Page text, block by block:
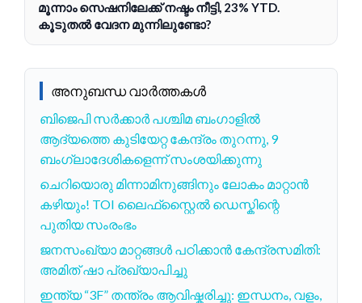
മൂന്നാം സെഷനിലേക്ക് നഷ്ടം നീട്ടി, 23% YTD.
കൂടുതൽ വേദന മുന്നിലുണ്ടോ?
അനുബന്ധ വാർത്തകൾ
ബിജെപി സർക്കാർ പശ്ചിമ ബംഗാളിൽ
ആദ്യത്തെ കുടിയേറ്റ കേന്ദ്രം തുറന്നു, 9
ബംഗ്ലാദേശികളെന്ന് സംശയിക്കുന്നു
ചെറിയൊരു മിന്നാമിനുങ്ങിനും ലോകം മാറ്റാൻ
കഴിയും! TOI ലൈഫ്‌സ്റ്റൈൽ ഡെസ്കിന്റെ
പുതിയ സംരംഭം
ജനസംഖ്യാ മാറ്റങ്ങൾ പഠിക്കാൻ കേന്ദ്രസമിതി:
അമിത് ഷാ പ്രഖ്യാപിച്ചു
ഇന്ത്യ “3F” തന്ത്രം ആവിഷ്കരിച്ചു: ഇന്ധനം, വളം,